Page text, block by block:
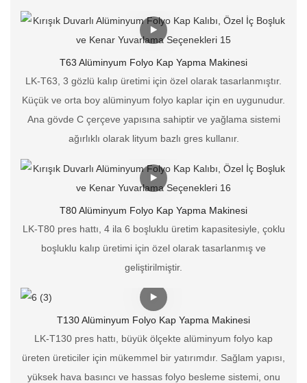
T63 Alüminyum Folyo Kap Yapma Makinesi
LK-T63, 3 gözlü kalıp üretimi için özel olarak tasarlanmıştır.
Küçük ve orta boy alüminyum folyo kaplar için en uygunudur.
Ana gövde C çerçeve yapısına sahiptir ve yağlama sistemi
ağırlıklı olarak lityum bazlı gres kullanır.
T80 Alüminyum Folyo Kap Yapma Makinesi
LK-T80 pres hattı, 4 ila 6 boşluklu üretim kapasitesiyle, çoklu
boşluklu kalıp üretimi için özel olarak tasarlanmış ve
geliştirilmiştir.
T130 Alüminyum Folyo Kap Yapma Makinesi
LK-T130 pres hattı, büyük ölçekte alüminyum folyo kap
üreten üreticiler için mükemmel bir yatırımdır. Sağlam yapısı,
yüksek hava basıncı ve hassas folyo besleme sistemi, onu